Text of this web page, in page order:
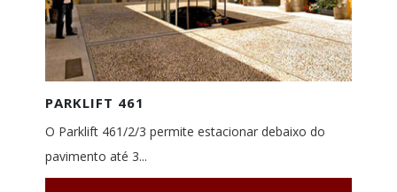
PARKLIFT 461
O Parklift 461/2/3 permite estacionar debaixo do
pavimento até 3...